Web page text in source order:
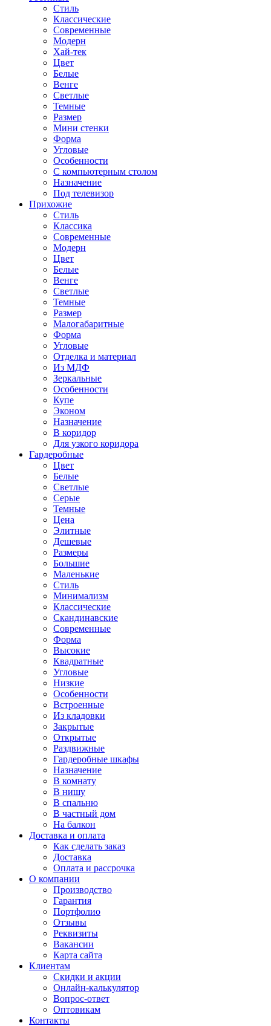
Стиль
Классические
Современные
Модерн
Хай-тек
Цвет
Белые
Венге
Светлые
Темные
Размер
Мини стенки
Форма
Угловые
Особенности
С компьютерным столом
Назначение
Под телевизор
Прихожие
Стиль
Классика
Современные
Модерн
Цвет
Белые
Венге
Светлые
Темные
Размер
Малогабаритные
Форма
Угловые
Отделка и материал
Из МДФ
Зеркальные
Особенности
Купе
Эконом
Назначение
В коридор
Для узкого коридора
Гардеробные
Цвет
Белые
Светлые
Серые
Темные
Цена
Элитные
Дешевые
Размеры
Большие
Маленькие
Стиль
Минимализм
Классические
Скандинавские
Современные
Форма
Высокие
Квадратные
Угловые
Низкие
Особенности
Встроенные
Из кладовки
Закрытые
Открытые
Раздвижные
Гардеробные шкафы
Назначение
В комнату
В нишу
В спальню
В частный дом
На балкон
Доставка и оплата
Как сделать заказ
Доставка
Оплата и рассрочка
О компании
Производство
Гарантия
Портфолио
Отзывы
Реквизиты
Вакансии
Карта сайта
Клиентам
Скидки и акции
Онлайн-калькулятор
Вопрос-ответ
Оптовикам
Контакты